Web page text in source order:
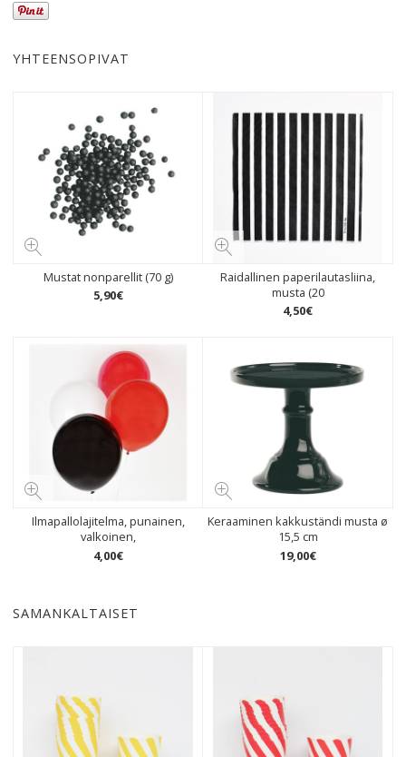
YHTEENSOPIVAT
Mustat nonparellit (70 g)
5,90€
Raidallinen paperilautasliina,
musta (20
4,50€
Ilmapallolajitelma, punainen,
valkoinen,
4,00€
Keraaminen kakkuständi musta ø
15,5 cm
19,00€
SAMANKALTAISET